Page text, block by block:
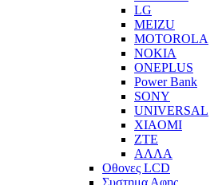
LG
MEIZU
MOTOROLA
NOKIA
ONEPLUS
Power Bank
SONY
UNIVERSAL
XIAOMI
ZTE
ΑΛΛΑ
Οθονες LCD
Συστημα Αφης